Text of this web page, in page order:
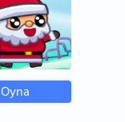
Oyna